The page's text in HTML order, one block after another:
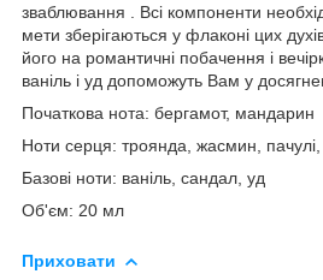
зваблювання . Всі компоненти
мети зберігаються у флаконі цих
його на романтичні побачення і
ваніль і уд допоможуть Вам у
Початкова нота: бергамот, мандарин
Ноти серця: троянда, жасмин,
Базові ноти: ваніль, сандал, уд
Об'єм: 20 мл
Приховати